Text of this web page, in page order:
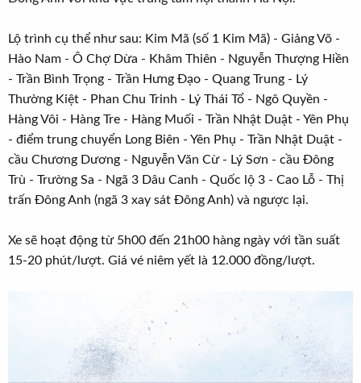
Lộ trình cụ thể như sau: Kim Mã (số 1 Kim Mã) - Giảng Võ -
Hào Nam - Ô Chợ Dừa - Khâm Thiên - Nguyễn Thượng Hiền
- Trần Bình Trọng - Trần Hưng Đạo - Quang Trung - Lý
Thường Kiệt - Phan Chu Trinh - Lý Thái Tổ - Ngô Quyền -
Hàng Vôi - Hàng Tre - Hàng Muối - Trần Nhật Duật - Yên Phụ
- điểm trung chuyển Long Biên - Yên Phụ - Trần Nhật Duật -
cầu Chương Dương - Nguyễn Văn Cừ - Lý Sơn - cầu Đông
Trù - Trường Sa - Ngã 3 Dâu Canh - Quốc lộ 3 - Cao Lỗ - Thị
trấn Đông Anh (ngã 3 xay sát Đông Anh) và ngược lại.
Xe sẽ hoạt động từ 5h00 đến 21h00 hàng ngày với tần suất
15-20 phút/lượt. Giá vé niêm yết là 12.000 đồng/lượt.